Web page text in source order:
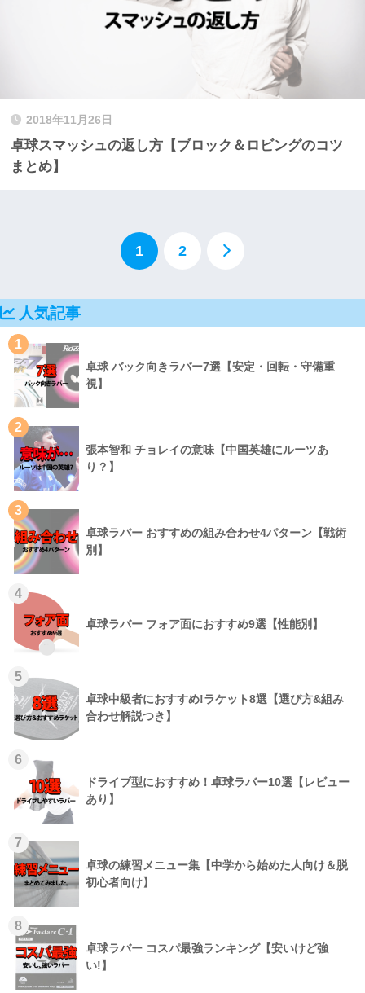
2018年11月26日
卓球スマッシュの返し方【ブロック＆ロビングのコツ
まとめ】
1 2
人気記事
1
卓球 バック向きラバー7選【安定・回転・守備重
視】
2
張本智和 チョレイの意味【中国英雄にルーツあ
り？】
3
卓球ラバー おすすめの組み合わせ4パターン【戦術
別】
4
卓球ラバー フォア面におすすめ9選【性能別】
5
卓球中級者におすすめ!ラケット8選【選び方&組み
合わせ解説つき】
6
ドライブ型におすすめ！卓球ラバー10選【レビュー
あり】
7
卓球の練習メニュー集【中学から始めた人向け＆脱
初心者向け】
8
卓球ラバー コスパ最強ランキング【安いけど強
い!】